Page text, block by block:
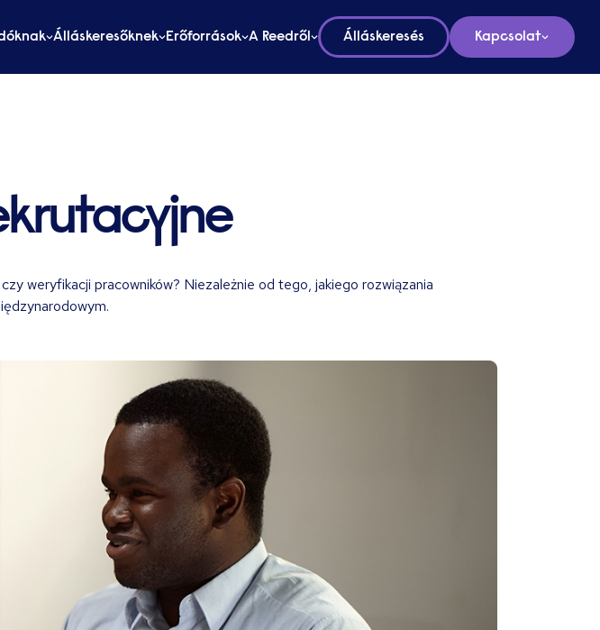
Álláskeresőknek Erőforrások A Reedről Álláskeresés Kapcsolat
weryfikacji pracowników? Niezależnie od tego, jakiego rozwiązania